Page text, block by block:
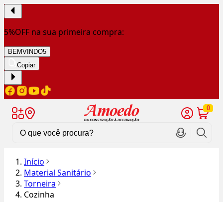
5%OFF na sua primeira compra:
BEMVINDO5
Copiar
0
Início
Material Sanitário
Torneira
Cozinha